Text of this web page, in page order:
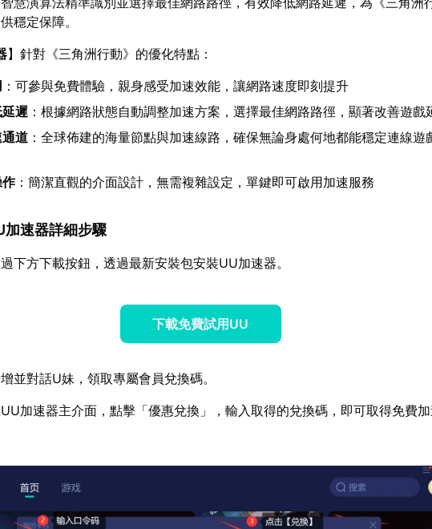
穩定保障。
】針對《三角洲行動》的優化特點：
：可參與免費體驗，親身感受加速效能，讓網路速度即刻提升
遲 ：根據網路狀態自動調整加速方案，選擇最佳網路路徑，顯著改善遊戲
道 ：全球佈建的海量節點與加速線路，確保無論身處何地都能穩定連線遊
：簡潔直觀的介面設計，無需複雜設定，單鍵即可啟用加速服務
加速器詳細步驟
下方下載按鈕，透過最新安裝包安裝UU加速器。
下載免費試用UU
並對話U妹，領取專屬會員兌換碼。
加速器主介面，點擊「優惠兌換」，輸入取得的兌換碼，即可取得免費